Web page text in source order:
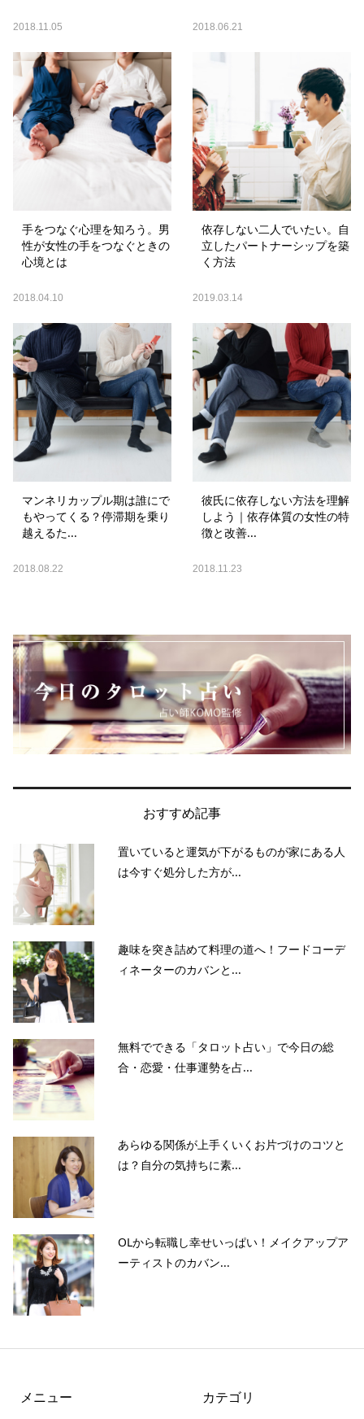
2018.11.05 2018.06.21
手をつなぐ心理を知ろう。男
性が女性の手をつなぐときの
心境とは
2018.04.10
依存しない二人でいたい。自
立したパートナーシップを築
く方法
2019.03.14
マンネリカップル期は誰にで
もやってくる？停滞期を乗り
越えるた...
2018.08.22
彼氏に依存しない方法を理解
しよう｜依存体質の女性の特
徴と改善...
2018.11.23
おすすめ記事
置いていると運気が下がるものが家にある人
は今すぐ処分した方が...
趣味を突き詰めて料理の道へ！フードコーデ
ィネーターのカバンと...
無料でできる「タロット占い」で今日の総
合・恋愛・仕事運勢を占...
あらゆる関係が上手くいくお片づけのコツと
は？自分の気持ちに素...
OLから転職し幸せいっぱい！メイクアップア
ーティストのカバン...
メニュー カテゴリ
シェア